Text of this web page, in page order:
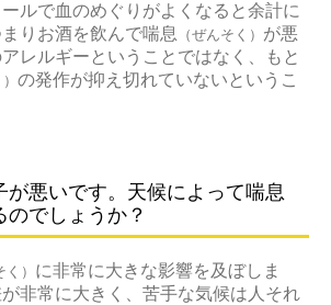
ルで血のめぐりがよくなると余計に
りお酒を飲んで喘息
（ぜんそく） が悪
レルギーということではなく、もと
の発作が抑え切れていないというこ
が悪いです。天候によって喘息
のでしょうか？
く） に非常に大きな影響を及ぼしま
非常に大きく、苦手な気候は人それ